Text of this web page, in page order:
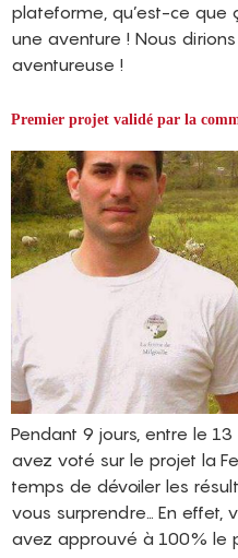
plateforme, qu’est-ce que
une aventure ! Nous
aventureuse !
Premier projet validé par la
Pendant 9 jours, entre le
avez voté sur le projet la
temps de dévoiler les
vous surprendre… En effet,
avez approuvé à 100% le